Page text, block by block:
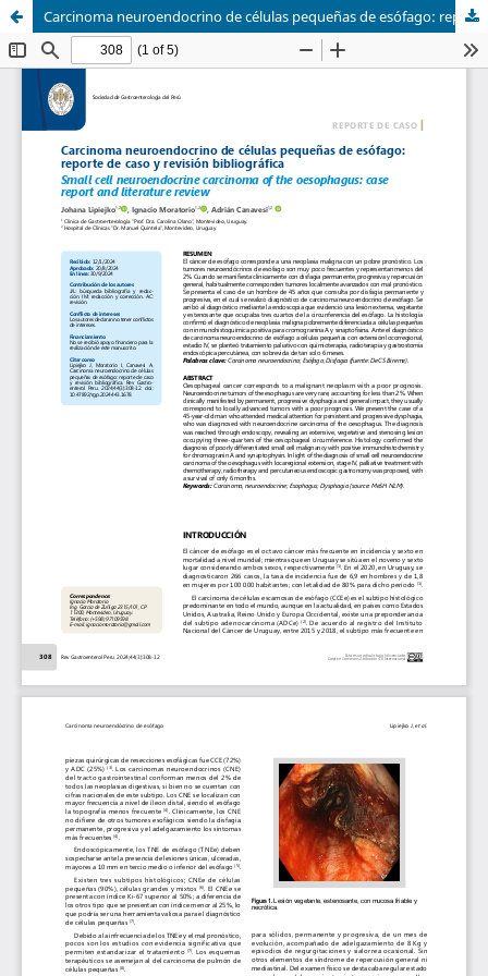
Carcinoma neuroendocrino de células pequeñas de esófago: reporte de caso y revisión bibliográfica